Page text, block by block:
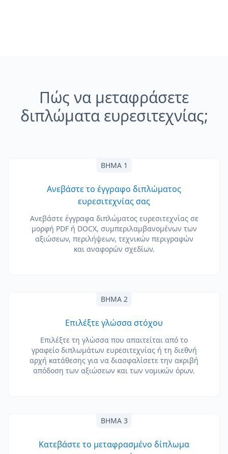
Πώς να μεταφράσετε
διπλώματα ευρεσιτεχνίας;
ΒΉΜΑ 1
Ανεβάστε το έγγραφο διπλώματος
ευρεσιτεχνίας σας
Ανεβάστε έγγραφα διπλώματος ευρεσιτεχνίας σε
μορφή PDF ή DOCX, συμπεριλαμβανομένων των
αξιώσεων, περιλήψεων, τεχνικών περιγραφών
και αναφορών σχεδίων.
ΒΉΜΑ 2
Επιλέξτε γλώσσα στόχου
Επιλέξτε τη γλώσσα που απαιτείται από το
γραφείο διπλωμάτων ευρεσιτεχνίας ή τη διεθνή
αρχή κατάθεσης για να διασφαλίσετε την ακριβή
απόδοση των αξιώσεων και των νομικών όρων.
ΒΉΜΑ 3
Κατεβάστε το μεταφρασμένο δίπλωμα